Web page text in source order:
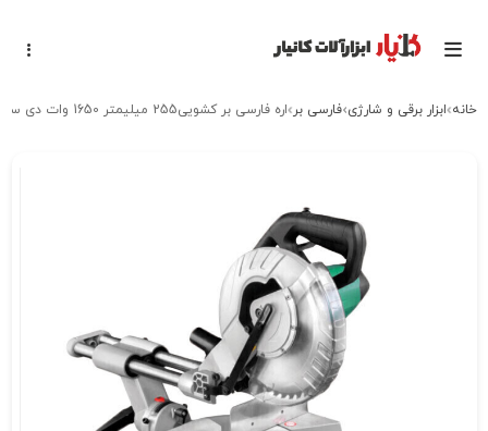
خانه ابزار برقی و شارژی فارسی بر اره فارسی بر کشویی255 میلیمتر 1650 وات دی سی ای dca